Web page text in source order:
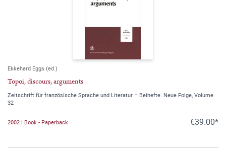
Ekkehard Eggs (ed.)
Topoi, discours, arguments
Zeitschrift für französische Sprache und Literatur – Beihefte. Neue Folge, Volume
32
2002 | Book - Paperback €39.00*